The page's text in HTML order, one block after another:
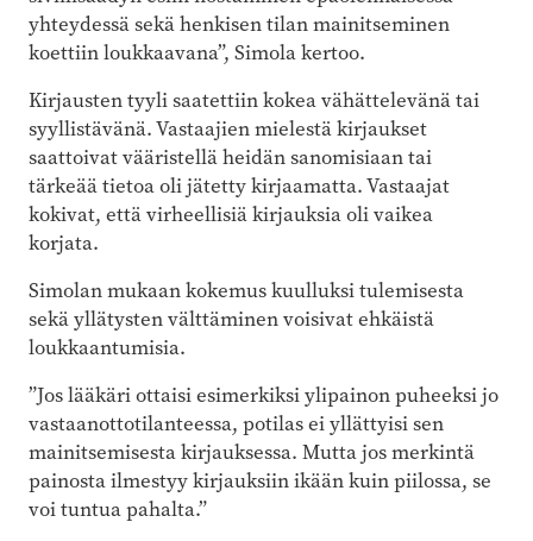
yhteydessä sekä henkisen tilan mainitseminen
koettiin loukkaavana”, Simola kertoo.
Kirjausten tyyli saatettiin kokea vähättelevänä tai
syyllistävänä. Vastaajien mielestä kirjaukset
saattoivat vääristellä heidän sanomisiaan tai
tärkeää tietoa oli jätetty kirjaamatta. Vastaajat
kokivat, että virheellisiä kirjauksia oli vaikea
korjata.
Simolan mukaan kokemus kuulluksi tulemisesta
sekä yllätysten välttäminen voisivat ehkäistä
loukkaantumisia.
”Jos lääkäri ottaisi esimerkiksi ylipainon puheeksi jo
vastaanottotilanteessa, potilas ei yllättyisi sen
mainitsemisesta kirjauksessa. Mutta jos merkintä
painosta ilmestyy kirjauksiin ikään kuin piilossa, se
voi tuntua pahalta.”